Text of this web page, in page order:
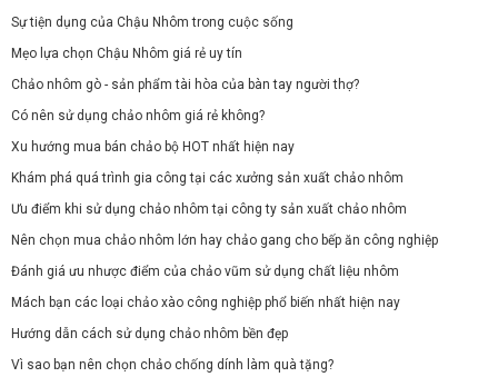
Sự tiện dụng của Chậu Nhôm trong cuộc sống
Mẹo lựa chọn Chậu Nhôm giá rẻ uy tín
Chảo nhôm gò - sản phẩm tài hòa của bàn tay người thợ?
Có nên sử dụng chảo nhôm giá rẻ không?
Xu hướng mua bán chảo bộ HOT nhất hiện nay
Khám phá quá trình gia công tại các xưởng sản xuất chảo nhôm
Ưu điểm khi sử dụng chảo nhôm tại công ty sản xuất chảo nhôm
Nên chọn mua chảo nhôm lớn hay chảo gang cho bếp ăn công nghiệp
Đánh giá ưu nhược điểm của chảo vũm sử dụng chất liệu nhôm
Mách bạn các loại chảo xào công nghiệp phổ biến nhất hiện nay
Hướng dẫn cách sử dụng chảo nhôm bền đẹp
Vì sao bạn nên chọn chảo chống dính làm quà tặng?